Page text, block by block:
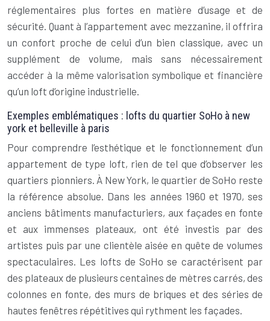
réglementaires plus fortes en matière d’usage et de
sécurité. Quant à l’appartement avec mezzanine, il offrira
un confort proche de celui d’un bien classique, avec un
supplément de volume, mais sans nécessairement
accéder à la même valorisation symbolique et financière
qu’un loft d’origine industrielle.
Exemples emblématiques : lofts du quartier SoHo à new
york et belleville à paris
Pour comprendre l’esthétique et le fonctionnement d’un
appartement de type loft, rien de tel que d’observer les
quartiers pionniers. À New York, le quartier de SoHo reste
la référence absolue. Dans les années 1960 et 1970, ses
anciens bâtiments manufacturiers, aux façades en fonte
et aux immenses plateaux, ont été investis par des
artistes puis par une clientèle aisée en quête de volumes
spectaculaires. Les lofts de SoHo se caractérisent par
des plateaux de plusieurs centaines de mètres carrés, des
colonnes en fonte, des murs de briques et des séries de
hautes fenêtres répétitives qui rythment les façades.